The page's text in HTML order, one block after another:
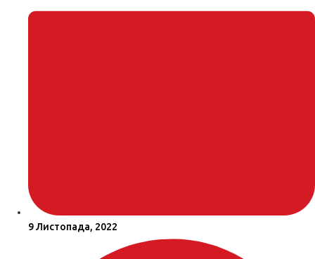
9 Листопада, 2022